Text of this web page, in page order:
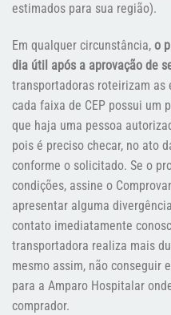
estimados para sua região).
Em qualquer circunstância, o
dia útil após a aprovação de
transportadoras roteirizam as
cada faixa de CEP possui um
que haja uma pessoa
pois é preciso checar, no ato
conforme o solicitado. Se o
condições, assine o
apresentar alguma
contato imediatamente
transportadora realiza mais
mesmo assim, não conseguir
para a Amparo Hospitalar
comprador.